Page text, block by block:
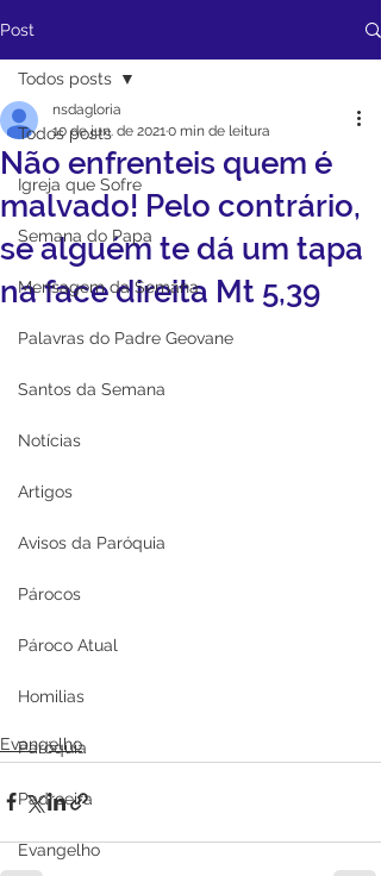
Post
Todos posts
Igreja que Sofre
Semana do Papa
Mensagem da Semana
Palavras do Padre Geovane
Santos da Semana
Notícias
Artigos
Avisos da Paróquia
Párocos
Pároco Atual
Homilias
Paróquia
Padroeira
Evangelho
Todos posts
Não enfrenteis quem é
malvado! Pelo contrário,
se alguém te dá um tapa
na face direita Mt 5,39
nsdagloria
10 de jun. de 20210 min de leitura
Evangelho